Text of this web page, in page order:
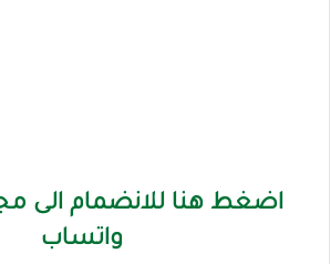
اضغط هنا للانضمام الى
واتساب